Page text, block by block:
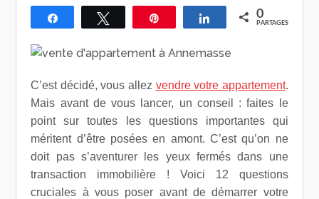
Partagez Tweetez Épingle Partagez0
PARTAGES
C’est décidé, vous allez vendre votre appartement.
Mais avant de vous lancer, un conseil : faites le
point sur toutes les questions importantes qui
méritent d’être posées en amont. C’est qu’on ne
doit pas s’aventurer les yeux fermés dans une
transaction immobilière ! Voici 12 questions
cruciales à vous poser avant de démarrer votre